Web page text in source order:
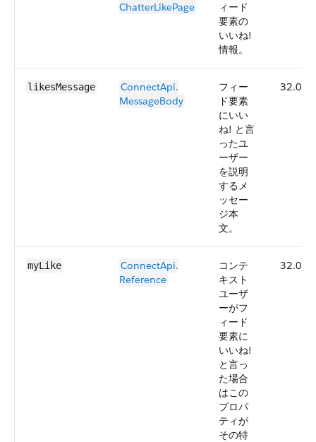
ChatterLikePage
ィード
要素の
いいね!
情報。
likesMessage
ConnectApi.​
MessageBody
フィー
ド要素
にいい
ね! と言
ったユ
ーザー
を説明
するメ
ッセー
ジ本
文。
32.0
myLike
ConnectApi.​
Reference
コンテ
キスト
ユーザ
ーがフ
ィード
要素に
いいね!
と言っ
た場合
はこの
プロパ
ティが
その特
32.0